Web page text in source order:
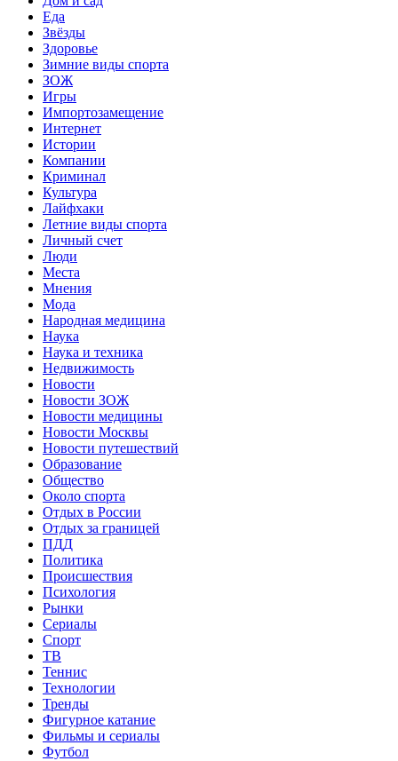
Еда
Звёзды
Здоровье
Зимние виды спорта
ЗОЖ
Игры
Импортозамещение
Интернет
Истории
Компании
Криминал
Культура
Лайфхаки
Летние виды спорта
Личный счет
Люди
Места
Мнения
Мода
Народная медицина
Наука
Наука и техника
Недвижимость
Новости
Новости ЗОЖ
Новости медицины
Новости Москвы
Новости путешествий
Образование
Общество
Около спорта
Отдых в России
Отдых за границей
ПДД
Политика
Происшествия
Психология
Рынки
Сериалы
Спорт
ТВ
Теннис
Технологии
Тренды
Фигурное катание
Фильмы и сериалы
Футбол